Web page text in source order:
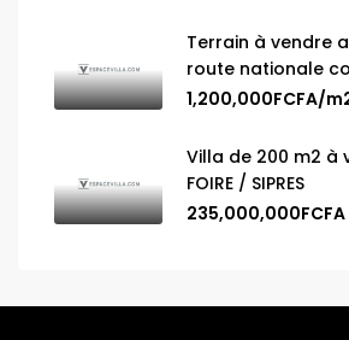
Terrain à vendre
route nationale
1,200,000FCFA/
Villa de 200 m2 à
FOIRE / SIPRES
235,000,000FCFA